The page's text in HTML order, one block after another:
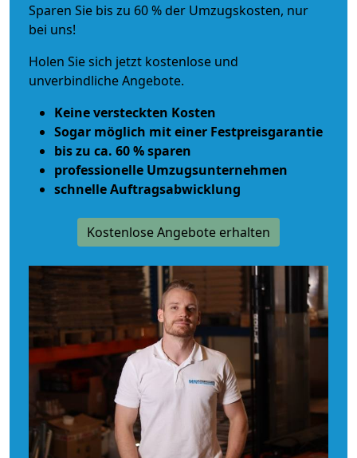
Sparen Sie bis zu 60 % der Umzugskosten, nur
bei uns!
Holen Sie sich jetzt kostenlose und
unverbindliche Angebote.
Keine versteckten Kosten
Sogar möglich mit einer Festpreisgarantie
bis zu ca. 60 % sparen
professionelle Umzugsunternehmen
schnelle Auftragsabwicklung
Kostenlose Angebote erhalten